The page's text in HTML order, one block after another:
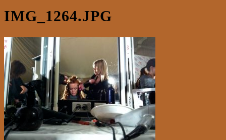
IMG_1264.JPG